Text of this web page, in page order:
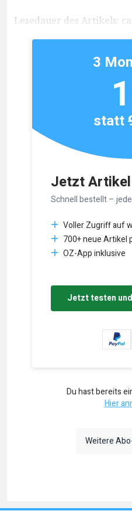
Lesedauer des Artikels:
Jetzt
Schnell bestellt –
Voller Zugriff auf
700+ neue Artikel
OZ-App inklusive
Jetzt testen
3
statt
Du hast bereits
Hier
Weitere